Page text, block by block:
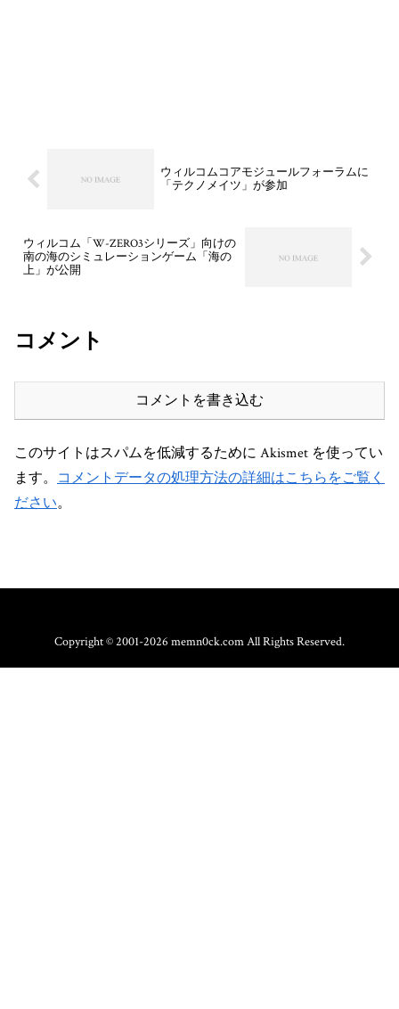
ウィルコムコアモジュールフォーラムに
「テクノメイツ」が参加
ウィルコム「W-ZERO3シリーズ」向けの
南の海のシミュレーションゲーム「海の
上」が公開
コメント
コメントを書き込む
このサイトはスパムを低減するために Akismet を使ってい
ます。 コメントデータの処理方法の詳細はこちらをご覧く
ださい。
Copyright © 2001-2026 memn0ck.com All Rights Reserved.